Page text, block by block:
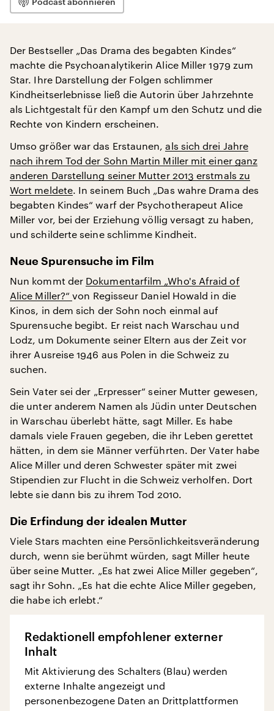
Der Bestseller „Das Drama des begabten Kindes“
machte die Psychoanalytikerin Alice Miller 1979 zum
Star. Ihre Darstellung der Folgen schlimmer
Kindheitserlebnisse ließ die Autorin über Jahrzehnte
als Lichtgestalt für den Kampf um den Schutz und die
Rechte von Kindern erscheinen.
Umso größer war das Erstaunen,als sich drei Jahre
nach ihrem Tod der Sohn Martin Miller mit einer ganz
anderen Darstellung seiner Mutter 2013 erstmals zu
Wort meldete. In seinem Buch „Das wahre Drama des
begabten Kindes“ warf der Psychotherapeut Alice
Miller vor, bei der Erziehung völlig versagt zu haben,
und schilderte seine schlimme Kindheit.
Neue Spurensuche im Film
Nun kommt der Dokumentarfilm „Who's Afraid of
Alice Miller?“von Regisseur Daniel Howald in die
Kinos, in dem sich der Sohn noch einmal auf
Spurensuche begibt. Er reist nach Warschau und
Lodz, um Dokumente seiner Eltern aus der Zeit vor
ihrer Ausreise 1946 aus Polen in die Schweiz zu
suchen.
Sein Vater sei der „Erpresser“ seiner Mutter gewesen,
die unter anderem Namen als Jüdin unter Deutschen
in Warschau überlebt hätte, sagt Miller. Es habe
damals viele Frauen gegeben, die ihr Leben gerettet
hätten, in dem sie Männer verführten. Der Vater habe
Alice Miller und deren Schwester später mit zwei
Stipendien zur Flucht in die Schweiz verholfen. Dort
lebte sie dann bis zu ihrem Tod 2010.
Die Erfindung der idealen Mutter
Viele Stars machten eine Persönlichkeitsveränderung
durch, wenn sie berühmt würden, sagt Miller heute
über seine Mutter. „Es hat zwei Alice Miller gegeben“,
sagt ihr Sohn. „Es hat die echte Alice Miller gegeben,
die habe ich erlebt.“
Redaktionell empfohlener externer
Inhalt
Mit Aktivierung des Schalters (Blau) werden
externe Inhalte angezeigt und
personenbezogene Daten an Drittplattformen